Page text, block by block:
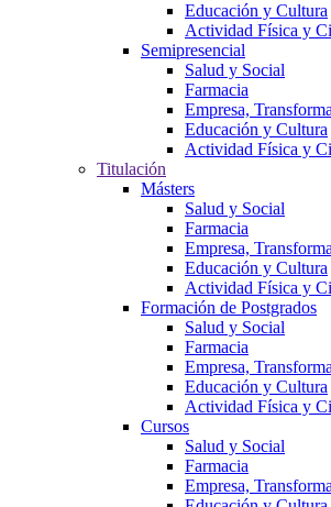
Educación y Cultura
Actividad Física y
Semipresencial
Salud y Social
Farmacia
Empresa,
Educación y Cultura
Actividad Física y
Titulación
Másters
Salud y Social
Farmacia
Empresa,
Educación y Cultura
Actividad Física y
Formación de Postgrados
Salud y Social
Farmacia
Empresa,
Educación y Cultura
Actividad Física y
Cursos
Salud y Social
Farmacia
Empresa,